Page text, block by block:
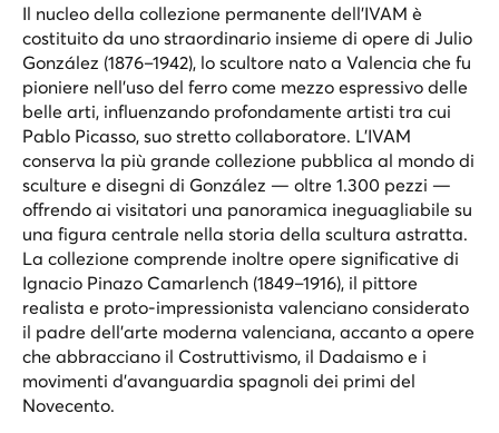
Il nucleo della collezione permanente dell'IVAM è
costituito da uno straordinario insieme di opere di Julio
González (1876–1942), lo scultore nato a Valencia che fu
pioniere nell'uso del ferro come mezzo espressivo delle
belle arti, influenzando profondamente artisti tra cui
Pablo Picasso, suo stretto collaboratore. L'IVAM
conserva la più grande collezione pubblica al mondo di
sculture e disegni di González — oltre 1.300 pezzi —
offrendo ai visitatori una panoramica ineguagliabile su
una figura centrale nella storia della scultura astratta.
La collezione comprende inoltre opere significative di
Ignacio Pinazo Camarlench (1849–1916), il pittore
realista e proto-impressionista valenciano considerato
il padre dell'arte moderna valenciana, accanto a opere
che abbracciano il Costruttivismo, il Dadaismo e i
movimenti d'avanguardia spagnoli dei primi del
Novecento.